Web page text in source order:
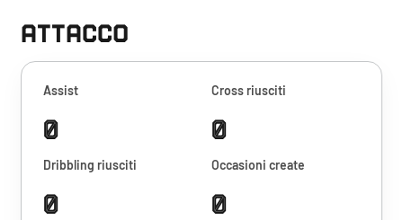
ATTACCO
Assist
0
Cross riusciti
0
Dribbling riusciti
0
Occasioni create
0